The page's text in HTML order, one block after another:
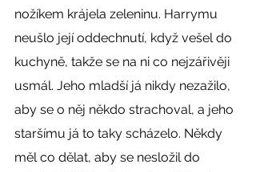
nožíkem krájela zeleninu. Harrymu
neušlo její oddechnutí, když vešel do
kuchyně, takže se na ni co nejzářivěji
usmál. Jeho mladší já nikdy nezažilo,
aby se o něj někdo strachoval, a jeho
staršímu já to taky scházelo. Někdy
měl co dělat, aby se nesložil do